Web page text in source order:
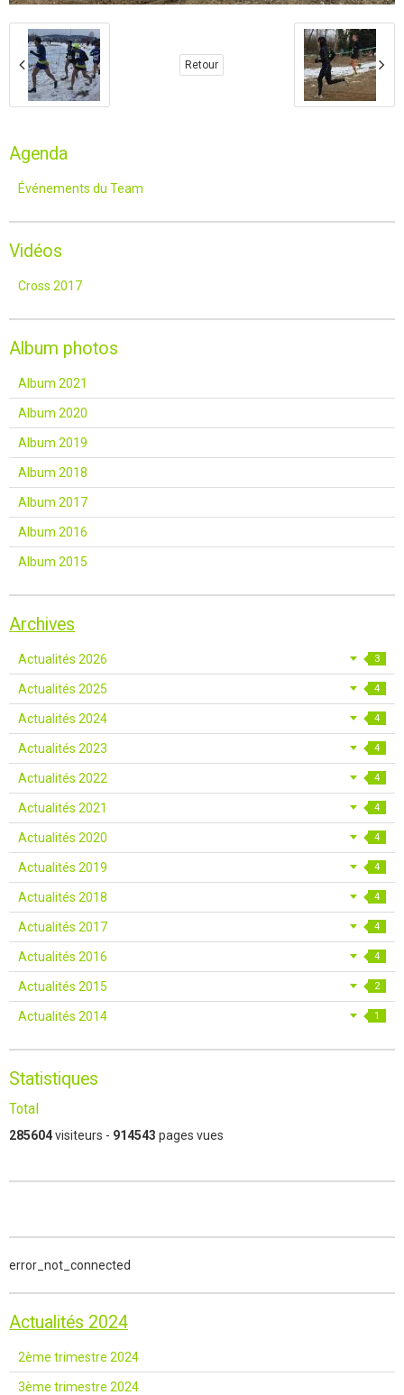
Retour
Agenda
Événements du Team
Vidéos
Cross 2017
Album photos
Album 2021
Album 2020
Album 2019
Album 2018
Album 2017
Album 2016
Album 2015
Archives
Actualités 2026 3
Actualités 2025 4
Actualités 2024 4
Actualités 2023 4
Actualités 2022 4
Actualités 2021 4
Actualités 2020 4
Actualités 2019 4
Actualités 2018 4
Actualités 2017 4
Actualités 2016 4
Actualités 2015 2
Actualités 2014 1
Statistiques
Total
285604visiteurs - 914543 pages vues
error_not_connected
Actualités 2024
2ème trimestre 2024
3ème trimestre 2024